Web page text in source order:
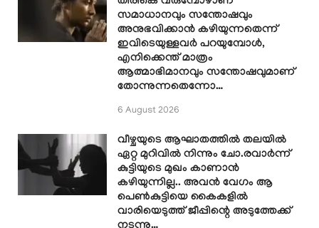
സമാധാനവും സന്തോഷവും
അനുഭവിക്കാൻ കഴിയുന്നതെന്ന്
ഇവിടെയുള്ളവർ പറയുമ്പോൾ,
എനിക്കെന്ത് മാത്രം
ആത്മാഭിമാനവും സന്തോഷവുമാണ്
തോന്നുന്നതെന്നോ…
6 August 2026
വീഴ്ചയുടെ ആഘാതത്തിൽ തലയിൽ
ഏറ്റ മുറിവിൽ നിന്നും ചോ.രവാർന്ന്
കുട്ടിയുടെ മുഖം കാണാൻ
കഴിയുന്നില്ല.. അവൻ വേഗം ആ
പെൺകുട്ടിയെ കൈകളിൽ
വാരിയെടുത്ത് ജീപ്പിന്റെ അടുത്തേക്ക്